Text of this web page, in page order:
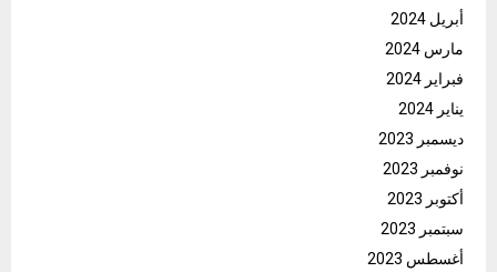
أبريل 2024
مارس 2024
فبراير 2024
يناير 2024
ديسمبر 2023
نوفمبر 2023
أكتوبر 2023
سبتمبر 2023
أغسطس 2023